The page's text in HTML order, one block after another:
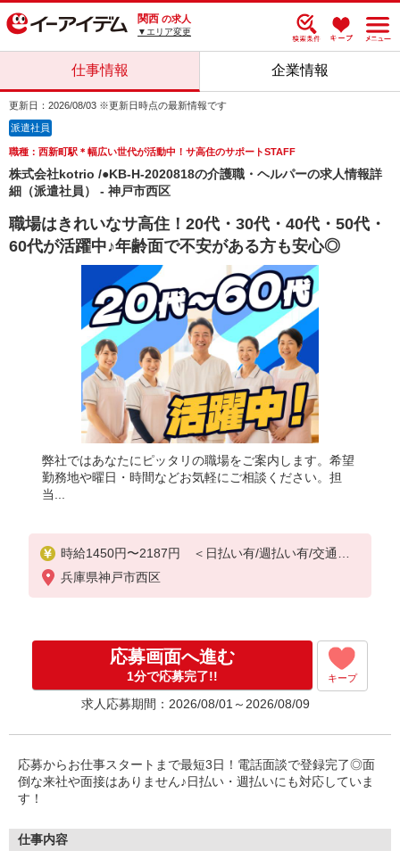
関西 の求人
▼エリア変更
仕事情報 企業情報
更新日：2026/08/03 ※更新日時点の最新情報です
派遣社員
職種：西新町駅＊幅広い世代が活動中！サ高住のサポートSTAFF
株式会社kotrio /●KB-H-2020818の介護職・ヘルパーの求人情報詳
細（派遣社員） - 神戸市西区
職場はきれいなサ高住！20代・30代・40代・50代・
60代が活躍中♪年齢面で不安がある方も安心◎
弊社ではあなたにピッタリの職場をご案内します。希望
勤務地や曜日・時間などお気軽にご相談ください。担
当...
時給1450円〜2187円 ＜日払い有/週払い有/交通費
全支給(ガソリン代含む)＞
兵庫県神戸市西区
応募画面へ進む
1分で応募完了!! キープ
求人応募期間：2026/08/01～2026/08/09
応募からお仕事スタートまで最短3日！電話面談で登録完了◎面
倒な来社や面接はありません♪日払い・週払いにも対応していま
す！
仕事内容